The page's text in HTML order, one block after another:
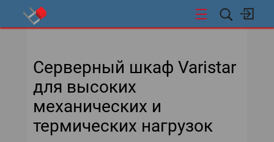
СОБЫТИЯ
Серверный шкаф Varistar
для высоких
механических и
термических нагрузок